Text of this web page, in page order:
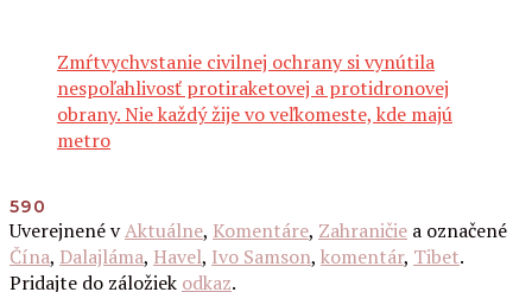
Zmŕtvychvstanie civilnej ochrany si vynútila
nespoľahlivosť protiraketovej a protidronovej
obrany. Nie každý žije vo veľkomeste, kde majú
metro
590
Uverejnené vAktuálne, Komentáre, Zahraničie a označené
Čína, Dalajláma, Havel, Ivo Samson, komentár, Tibet.
Pridajte do záložiek odkaz.